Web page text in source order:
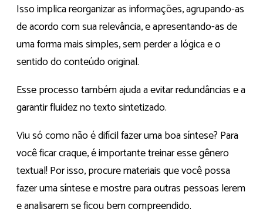
Isso implica reorganizar as informações, agrupando-as
de acordo com sua relevância, e apresentando-as de
uma forma mais simples, sem perder a lógica e o
sentido do conteúdo original.
Esse processo também ajuda a evitar redundâncias e a
garantir fluidez no texto sintetizado.
Viu só como não é difícil fazer uma boa síntese? Para
você ficar craque, é importante treinar esse gênero
textual! Por isso, procure materiais que você possa
fazer uma síntese e mostre para outras pessoas lerem
e analisarem se ficou bem compreendido.